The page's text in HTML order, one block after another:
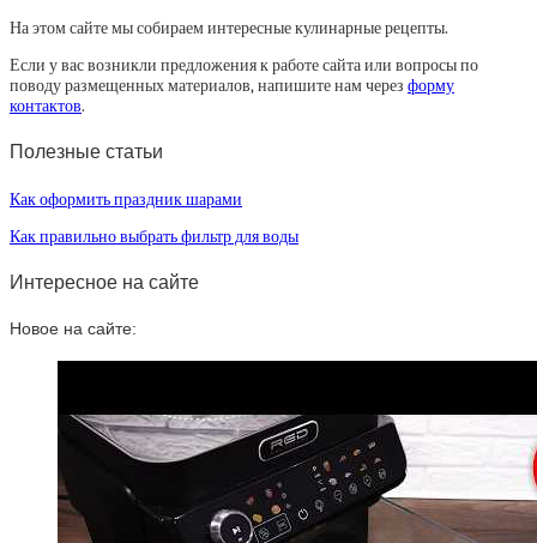
На этом сайте мы собираем интересные кулинарные рецепты.
Если у вас возникли предложения к работе сайта или вопросы по
поводу размещенных материалов, напишите нам через форму
контактов.
Полезные статьи
Как оформить праздник шарами
Как правильно выбрать фильтр для воды
Интересное на сайте
Новое на сайте: